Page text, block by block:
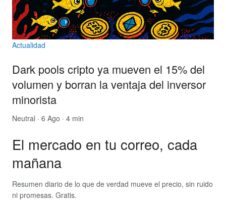
Actualidad
Dark pools cripto ya mueven el 15% del
volumen y borran la ventaja del inversor
minorista
Neutral · 6 Ago · 4 min
El mercado en tu correo, cada
mañana
Resumen diario de lo que de verdad mueve el precio, sin ruido
ni promesas. Gratis.